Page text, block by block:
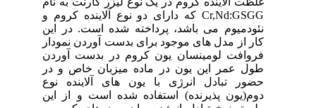
Cr,Nd:GSGG که دارای دو نوع آلاینده کروم و
نئودمیوم می باشد، پرداخته شده است. در این
کار از مدل های موجود برای بدست آوردن نمودار
فروافت لومینسان یون کروم در بدست آوردن
طول عمر این یون در ماده میزبان خاص و در
حضور تبادل انرژی با یون های آلاینده نوع
دوم(یون پذیرنده) استفاده شده است و از این